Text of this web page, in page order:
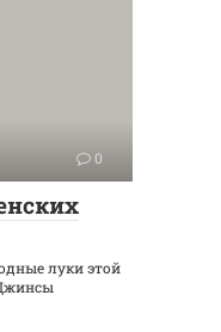
0
луки этой